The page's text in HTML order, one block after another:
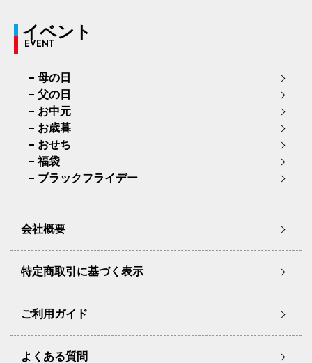
イベント
EVENT
母の日
父の日
お中元
お歳暮
おせち
福袋
ブラックフライデー
会社概要
特定商取引に基づく表示
ご利用ガイド
よくある質問